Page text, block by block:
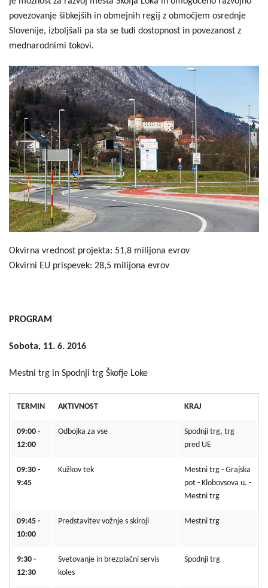
povezovanje šibkejših in obmejnih regij z območjem osrednje
Slovenije, izboljšali pa sta se tudi dostopnost in povezanost z
mednarodnimi tokovi.
Okvirna vrednost projekta: 51,8 milijona evrov
Okvirni EU prispevek: 28,5 milijona evrov
PROGRAM
Sobota, 11. 6. 2016
Mestni trg in Spodnji trg Škofje Loke
TERMIN AKTIVNOST KRAJ
09:00 -
12:00
Odbojka za vse
Spodnji trg, trg
pred UE
09:30 -
9:45
Kužkov tek
Mestni trg - Grajska
pot - Klobovsova u. -
Mestni trg
09:45 -
10:00
Predstavitev vožnje s skiroji Mestni trg
9:30 -
12:30
Svetovanje in brezplačni servis
koles
Spodnji trg